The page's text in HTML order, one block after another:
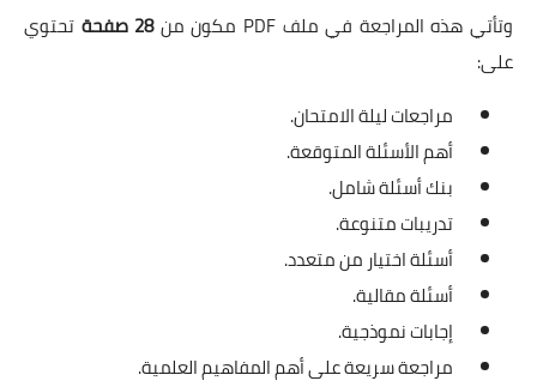
وتأتي هذه المراجعة في ملف PDF مكون من
28 صفحة
تحتوي
على:
مراجعات ليلة الامتحان.
أهم الأسئلة المتوقعة.
بنك أسئلة شامل.
تدريبات متنوعة.
أسئلة اختيار من متعدد.
أسئلة مقالية.
إجابات نموذجية.
مراجعة سريعة على أهم المفاهيم العلمية.